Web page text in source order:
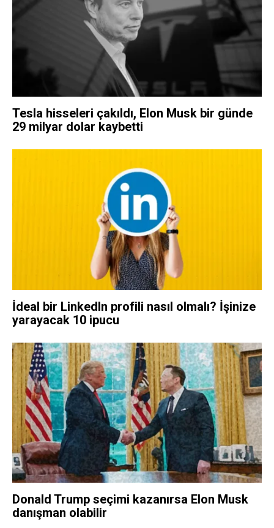
Tesla hisseleri çakıldı, Elon Musk bir günde
29 milyar dolar kaybetti
İdeal bir LinkedIn profili nasıl olmalı? İşinize
yarayacak 10 ipucu
Donald Trump seçimi kazanırsa Elon Musk
danışman olabilir